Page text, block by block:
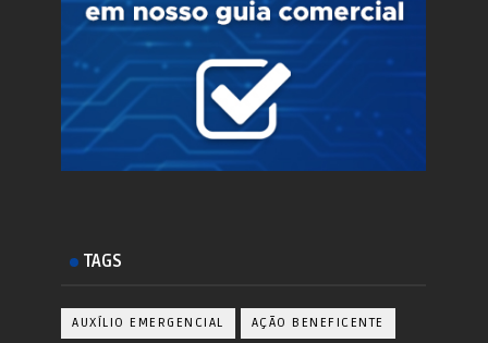
TAGS
AUXÍLIO EMERGENCIAL AÇÃO BENEFICENTE